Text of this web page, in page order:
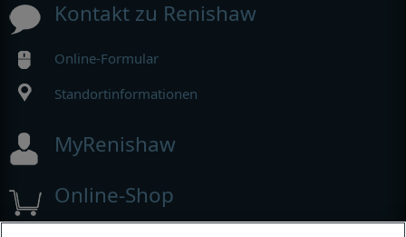
Kontakt zu Renishaw
Online-Formular
Standortinformationen
MyRenishaw
Online-Shop